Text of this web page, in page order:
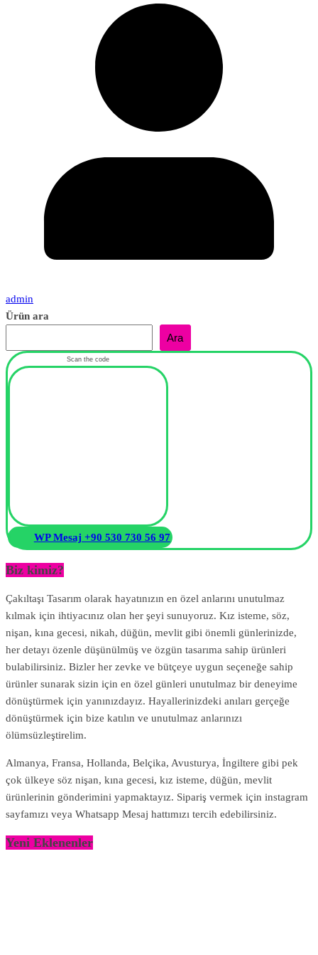
admin
Ürün ara
Ara
Scan the code
WP Mesaj +90 530 730 56 97
Biz kimiz?
Çakıltaşı Tasarım olarak hayatınızın en özel anlarını unutulmaz
kılmak için ihtiyacınız olan her şeyi sunuyoruz. Kız isteme, söz,
nişan, kına gecesi, nikah, düğün, mevlit gibi önemli günlerinizde,
her detayı özenle düşünülmüş ve özgün tasarıma sahip ürünleri
bulabilirsiniz. Bizler her zevke ve bütçeye uygun seçeneğe sahip
ürünler sunarak sizin için en özel günleri unutulmaz bir deneyime
dönüştürmek için yanınızdayız. Hayallerinizdeki anıları gerçeğe
dönüştürmek için bize katılın ve unutulmaz anlarınızı
ölümsüzleştirelim.
Almanya, Fransa, Hollanda, Belçika, Avusturya, İngiltere gibi pek
çok ülkeye söz nişan, kına gecesi, kız isteme, düğün, mevlit
ürünlerinin gönderimini yapmaktayız. Sipariş vermek için instagram
sayfamızı veya Whatsapp Mesaj hattımızı tercih edebilirsiniz.
Yeni Eklenenler